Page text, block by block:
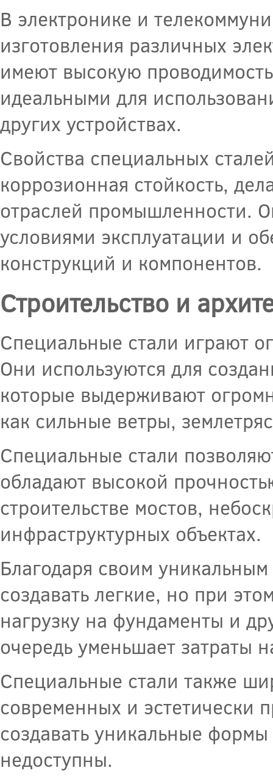
В электронике и
изготовления различных
имеют высокую
идеальными для
других устройствах.
Свойства специальных
коррозионная стойкость,
отраслей промышленности.
условиями эксплуатации и
конструкций и компонентов.
Строительство и
Специальные стали играют
Они используются для
которые выдерживают
как сильные ветры,
Специальные стали
обладают высокой
строительстве мостов,
инфраструктурных объектах.
Благодаря своим
создавать легкие, но при
нагрузку на фундаменты и
очередь уменьшает затраты
Специальные стали также
современных и эстетически
создавать уникальные
недоступны.